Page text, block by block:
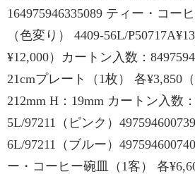
164975946335089 ティー・コー
（色変り） 4409-56L/
¥12,000）カートン入数：
21cmプレート（1枚） 各¥3,850
212mm H：19mm カートン入数
5L/97211（ピンク）
6L/97211（ブルー）
ー・コーヒー碗皿（1客） 各